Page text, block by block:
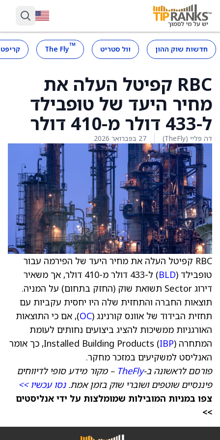
חדשות שוק ההון וול סטריט ™
The Fly
RBC קפיטל העלה את
מחיר היעד של טופבילד
ל-433 דולר מ-410 דולר
דה פליי (TheFly) 27 בפברואר 2026
RBC קפיטל העלה את מחיר היעד של הפירמה עבור
טופבילד (BLD
) ל-433 דולר מ-410 דולר, אך משאיר
דירוג Sector תשואת שוק (החזק בתחום) על המניה.
תוצאות החברה והתחזית שלה היו יחסית עקביות עם
תחזית הבידוד של אוונס קורנינג (OC), אם כי התוצאות
האורגניות ממשיכות להציג ביצועים נחותים לעומת
המתחרה Installed Building Products ( IBP
), כך אומר
האנליסט למשקיעים במזכר מחקר.
פורסם לראשונה ב-TheFly – מקור מידע סופי לדיווחים
פיננסיים שוטפים ושוברי שוק בזמן אמת.נסו עכשיו >>
צפו במניות המובילות שמומלצות על ידי אנליסטים
>>